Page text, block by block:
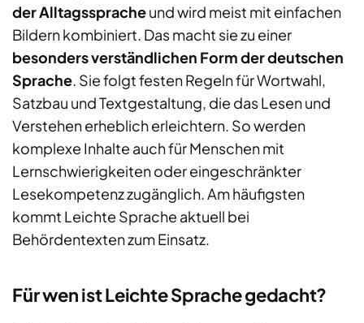
der Alltagsspracheund wird meist mit einfachen
Bildern kombiniert. Das macht sie zu einer
besonders verständlichen Form der deutschen
Sprache. Sie folgt festen Regeln für Wortwahl,
Satzbau und Textgestaltung, die das Lesen und
Verstehen erheblich erleichtern. So werden
komplexe Inhalte auch für Menschen mit
Lernschwierigkeiten oder eingeschränkter
Lesekompetenz zugänglich. Am häufigsten
kommt Leichte Sprache aktuell bei
Behördentexten zum Einsatz.
Für wen ist Leichte Sprache gedacht?